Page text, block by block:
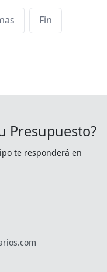
Fin
Presupuesto?
te responderá en